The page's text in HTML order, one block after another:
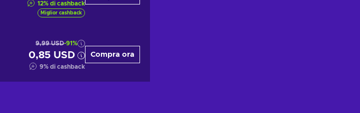
12% di cashback
Miglior cashback
9,99 USD-91%
0,85 USD
9% di cashback
Compra ora